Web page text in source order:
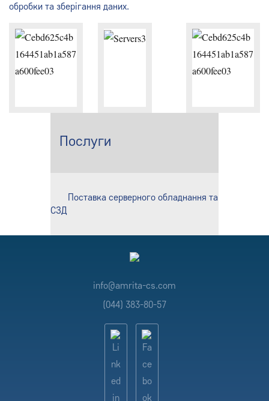
обробки та зберігання даних.
Послуги
Поставка серверного обладнання та
СЗД
info@amrita-cs.com
(044) 383-80-57